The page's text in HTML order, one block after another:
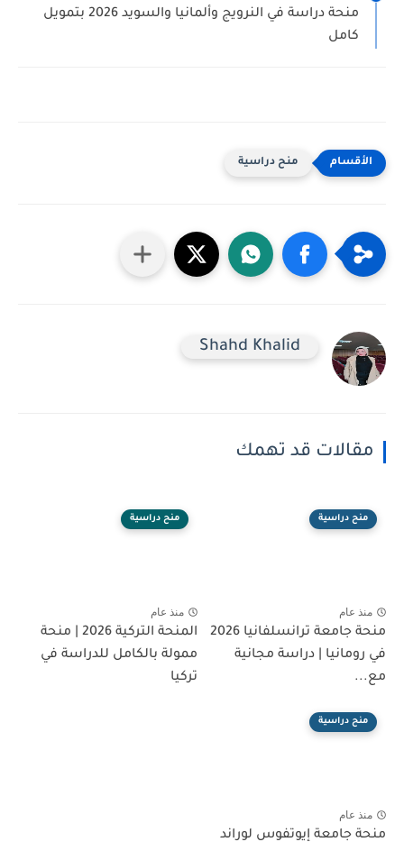
منحة دراسة في النرويج وألمانيا والسويد 2026 بتمويل
كامل
منح دراسية
Shahd Khalid
مقالات قد تهمك
منح دراسية
منذ عام
منحة جامعة ترانسلفانيا 2026
في رومانيا | دراسة مجانية
مع...
منح دراسية
منذ عام
المنحة التركية 2026 | منحة
ممولة بالكامل للدراسة في
تركيا
منح دراسية
منذ عام
منحة جامعة إيوتفوس لوراند